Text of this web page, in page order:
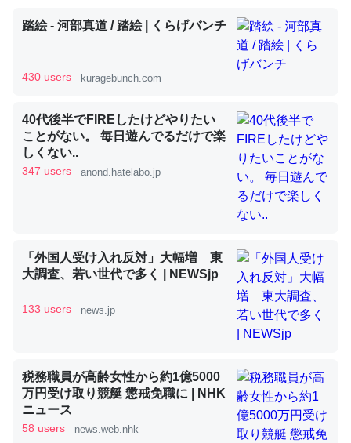
くらい。小説でいう「ずっと前の伏線」は回収されないけ
ど、短期記憶というには多い分量。進化すればするほど分
かりやすく強くなりそう
昆虫ってカルシウム少ないのか。知らんかった。調べたら
コオロギのカルシウム分はエビの600分の1程度。
利だから両方が拮抗してるのでは」とあって面白い。海に
いる鋏角類（カブトガニ・ウミグモ）はカルシウムを使わ
ずキチンを強化してる筈だが、酵素が違うのか？
─ニュース :: 【研究発表】昆虫学の大問題＝「昆虫はなぜ海にいな
踏絵 - 河部真道 / 踏絵 | くらげバンチ
430 users kuragebunch.com
40代後半でFIREしたけどやりたい
ことがない。 毎日遊んでるだけで楽
しくない..
347 users anond.hatelabo.jp
「外国人受け入れ反対」大幅増 東
大調査、若い世代で多く | NEWSjp
133 users news.jp
税務職員が高齢女性から約1億5000
万円受け取り競艇 懲戒免職に | NHK
ニュース
58 users news.web.nhk